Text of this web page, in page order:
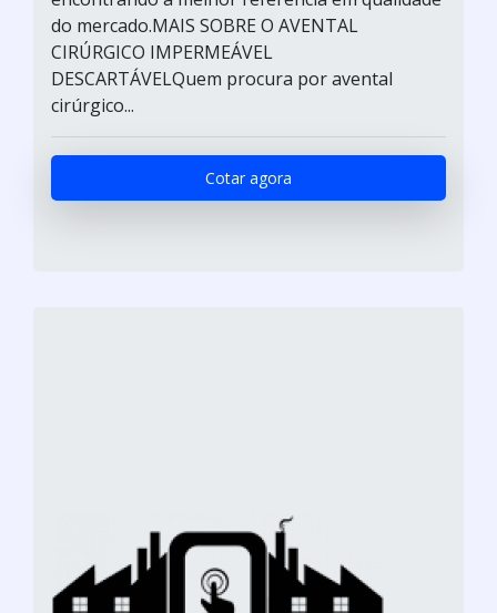
do mercado.MAIS SOBRE O AVENTAL
CIRÚRGICO IMPERMEÁVEL
DESCARTÁVELQuem procura por avental
cirúrgico...
Cotar agora